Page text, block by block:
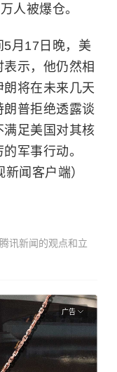
人被爆仓。
月17日晚，美
示，他仍然相
将在未来几天
普拒绝透露谈
足美国对其核
军事行动。
闻客户端）
讯新闻的观点和立
广告